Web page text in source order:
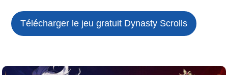
Télécharger le jeu gratuit Dynasty Scrolls